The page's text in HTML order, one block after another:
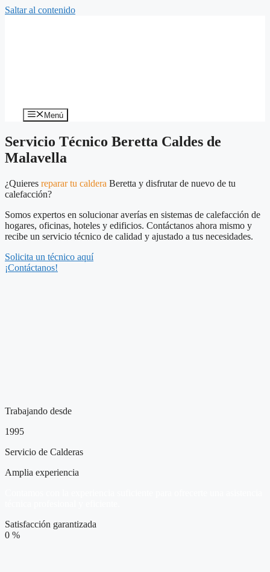
Saltar al contenido
Menú
Servicio Técnico Beretta Caldes de
Malavella
¿Quieres reparar tu caldera Beretta y disfrutar de nuevo de tu
calefacción?
Somos expertos en solucionar averías en sistemas de calefacción de
hogares, oficinas, hoteles y edificios. Contáctanos ahora mismo y
recibe un servicio técnico de calidad y ajustado a tus necesidades.
Solicita un técnico aquí
¡Contáctanos!
Trabajando desde
1995
Servicio de Calderas
Amplia experiencia
Satisfacción garantizada
0 %